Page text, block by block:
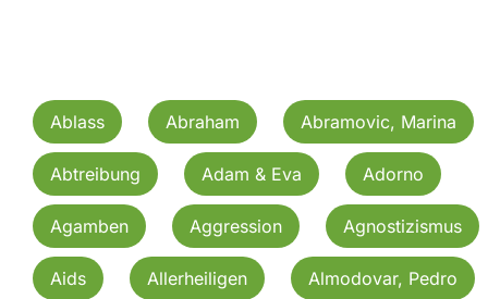
Ablass Abraham Abramovic, Marina
Abtreibung Adam & Eva Adorno
Agamben Aggression Agnostizismus
Aids Allerheiligen Almodovar, Pedro